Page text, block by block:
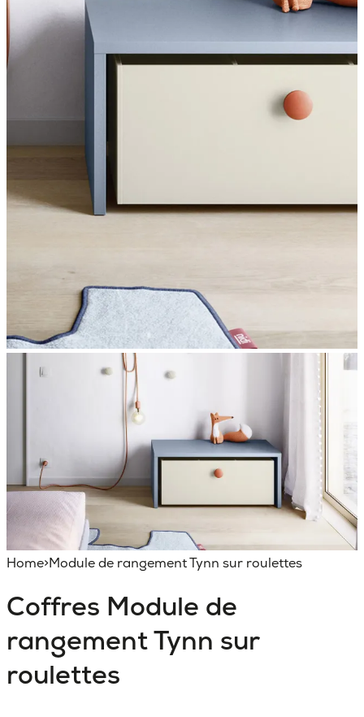
Home>Module de rangement Tynn sur roulettes
Coffres Module de
rangement Tynn sur
roulettes